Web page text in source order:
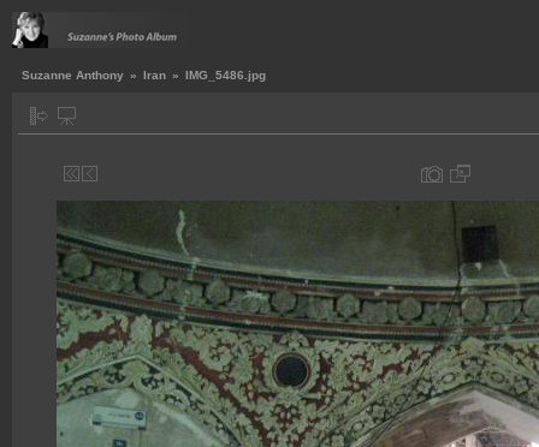
Suzanne Anthony » Iran » IMG_5486.jpg